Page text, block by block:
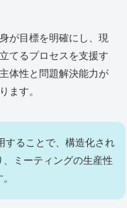
が目標を明確にし、現
てるプロセスを支援す
体性と問題解決能力が
ます。
することで、構造化され
ミーティングの生産性